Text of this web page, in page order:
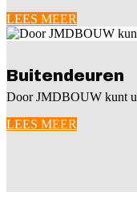
LEES MEER
Buitendeuren
Door JMDBOUW kunt u
LEES MEER